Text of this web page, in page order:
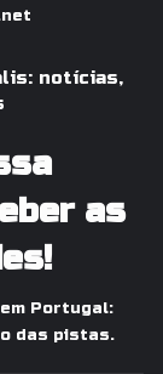
notícias,
as
Portugal:
das pistas.